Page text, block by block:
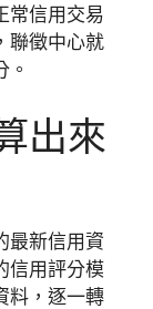
常信用交易
聯徵中心就
。
出來
最新信用資
信用評分模
料，逐一轉